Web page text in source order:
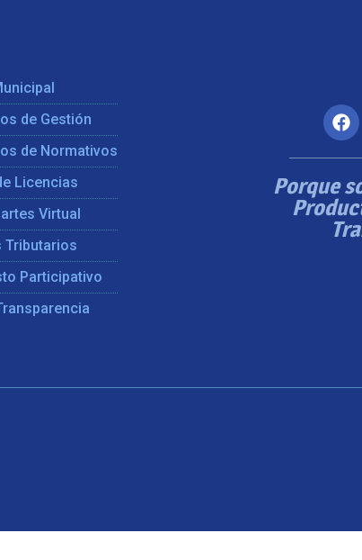
de Gestión
de Normativos
Licencias
Virtual
Tributarios
Participativo
Porque